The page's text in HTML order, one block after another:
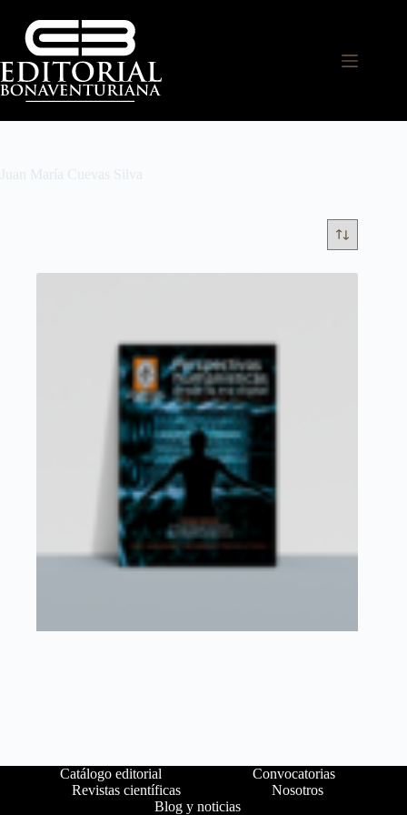
Juan María Cuevas Silva
Catálogo editorial
Convocatorias
Revistas científicas
Nosotros
Blog y noticias